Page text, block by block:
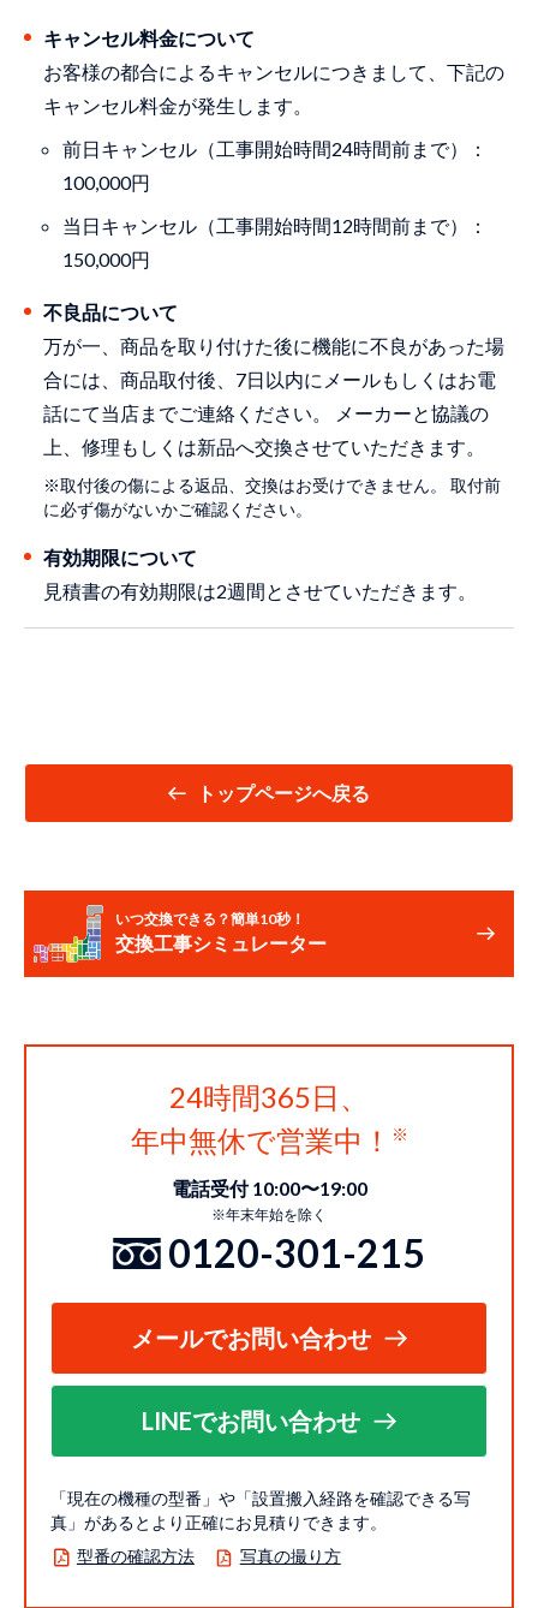
キャンセル料金について
お客様の都合によるキャンセルにつきまして、下記の
キャンセル料金が発生します。
前日キャンセル（工事開始時間24時間前まで）：
100,000円
当日キャンセル（工事開始時間12時間前まで）：
150,000円
不良品について
万が一、商品を取り付けた後に機能に不良があった場
合には、商品取付後、7日以内にメールもしくはお電
話にて当店までご連絡ください。 メーカーと協議の
上、修理もしくは新品へ交換させていただきます。
※取付後の傷による返品、交換はお受けできません。 取付前
に必ず傷がないかご確認ください。
有効期限について
見積書の有効期限は2週間とさせていただきます。
トップページへ戻る
いつ交換できる？簡単10秒！
交換工事シミュレーター
24時間365日、
年中無休で営業中！
電話受付 10:00〜19:00
※年末年始を除く
0120-301-215
メールでお問い合わせ
LINEでお問い合わせ
「現在の機種の型番」や「設置搬入経路を確認できる写
真」があるとより正確にお見積りできます。
型番の確認方法
写真の撮り方